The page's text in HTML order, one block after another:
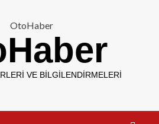
VE BILGILENDIRMELERI